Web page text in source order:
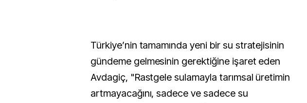
Türkiye’nin tamamında yeni bir su stratejisinin
gündeme gelmesinin gerektiğine işaret eden
Avdagiç, "Rastgele sulamayla tarımsal üretimin
artmayacağını, sadece ve sadece su